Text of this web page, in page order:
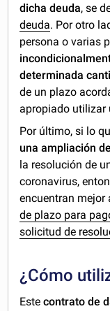
dicha deuda, se
deuda. Por otro
persona o varias
determinada
de un plazo
apropiado utilizar
Por último, si lo
una ampliación
la resolución de
coronavirus,
encuentran
de plazo para
solicitud de
¿Cómo
Estecontratode